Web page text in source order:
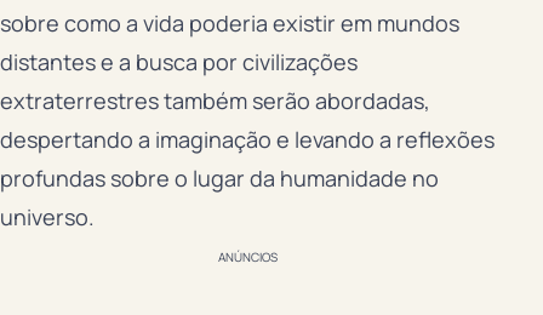
sobre como a vida poderia existir em mundos
distantes e a busca por civilizações
extraterrestres também serão abordadas,
despertando a imaginação e levando a reflexões
profundas sobre o lugar da humanidade no
universo.
ANÚNCIOS